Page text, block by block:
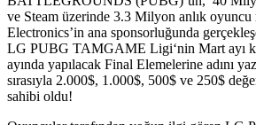
ve Steam üzerinde 3.3 Milyon anlık
Electronics’in ana sponsorluğunda
LG PUBG TAMGAME Ligi‘nin Mart ayı
ayında yapılacak Final Elemelerine adını
sırasıyla 2.000$, 1.000$, 500$ ve 250$
sahibi oldu!